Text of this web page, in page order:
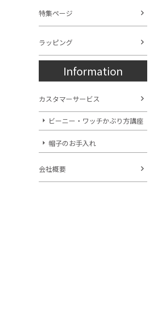
特集ページ
ラッピング
Information
カスタマーサービス
ビーニー・ワッチかぶり方講座
帽子のお手入れ
会社概要